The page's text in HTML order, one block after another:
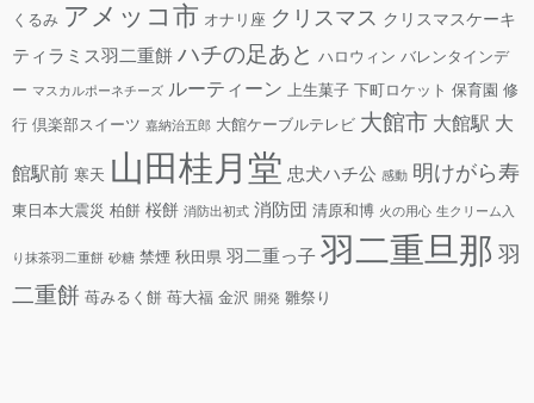
くるみ アメッコ市 オナリ座 クリスマス クリスマスケーキ
ティラミス羽二重餅 ハチの足あと ハロウィン バレンタインデ
ー マスカルポーネチーズ ルーティーン 上生菓子 下町ロケット 保育園 修
行 倶楽部スイーツ 嘉納治五郎 大館ケーブルテレビ 大館市 大館駅 大
館駅前 寒天 山田桂月堂 忠犬ハチ公 感動 明けがら寿
東日本大震災 柏餅 桜餅 消防出初式 消防団 清原和博 火の用心 生クリーム入
り抹茶羽二重餅 砂糖 禁煙 秋田県 羽二重っ子 羽二重旦那 羽
二重餅 苺みるく餅 苺大福 金沢 開発 雛祭り